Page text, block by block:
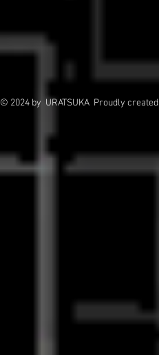
© 2024 by URATSUKA Proudly created